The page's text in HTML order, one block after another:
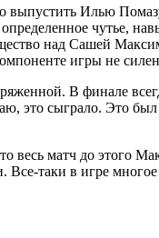
Илью
чутье,
над Сашей
игры не
В финале
это сыграло. Это был
весь матч до этого
Все‑таки в игре